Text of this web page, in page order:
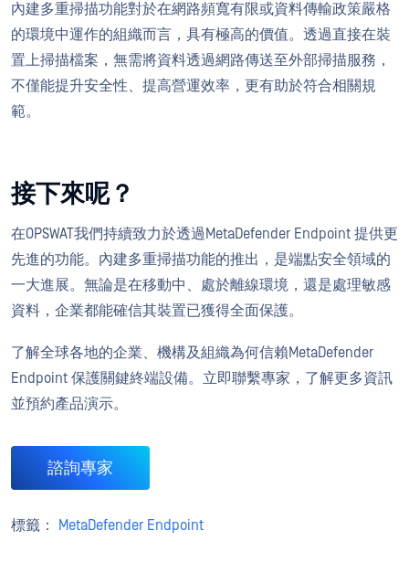
內建多重掃描功能對於在網路頻寬有限或資料傳輸政策嚴格
的環境中運作的組織而言，具有極高的價值。透過直接在裝
置上掃描檔案，無需將資料透過網路傳送至外部掃描服務，
不僅能提升安全性、提高營運效率，更有助於符合相關規
範。
接下來呢？
在OPSWAT我們持續致力於透過MetaDefender Endpoint 提供更
先進的功能。內建多重掃描功能的推出，是端點安全領域的
一大進展。無論是在移動中、處於離線環境，還是處理敏感
資料，企業都能確信其裝置已獲得全面保護。
了解全球各地的企業、機構及組織為何信賴MetaDefender
Endpoint 保護關鍵終端設備。立即聯繫專家，了解更多資訊
並預約產品演示。
諮詢專家
標籤： MetaDefender Endpoint